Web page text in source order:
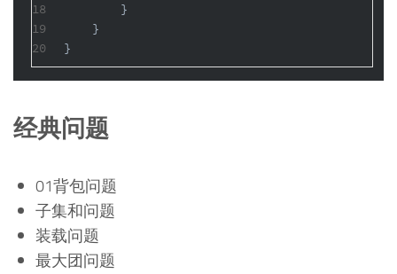
18
19
20
        }
    }
}
经典问题
01背包问题
子集和问题
装载问题
最大团问题